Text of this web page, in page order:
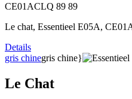
CE01ACLQ 89 89
Le chat, Essentieel E05A,
Details
gris chinegris chine}
Le Chat